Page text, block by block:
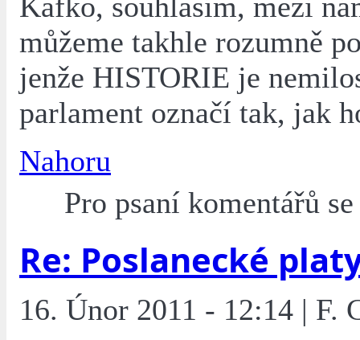
Kafko, souhlasím, mezi
můžeme takhle rozumně
jenže HISTORIE je
parlament označí tak, jak
Nahoru
Pro psaní komentářů
Re: Poslanecké
16. Únor 2011 - 12:14 | F.